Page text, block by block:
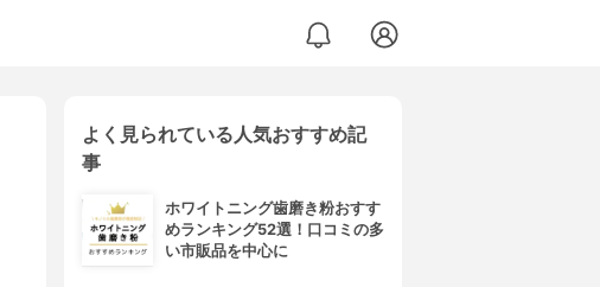
よく見られている人気おすすめ記
事
ホワイトニング歯磨き粉おすす
めランキング52選！口コミの多
い市販品を中心に